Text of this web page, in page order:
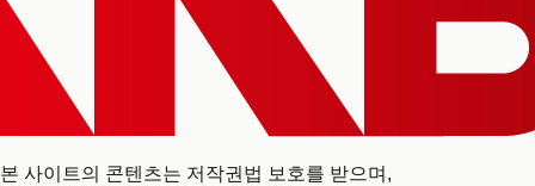
본 사이트의 콘텐츠는 저작권법 보호를 받으며,